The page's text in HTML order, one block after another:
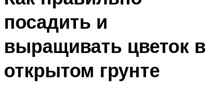
посадить и
выращивать цветок в
открытом грунте